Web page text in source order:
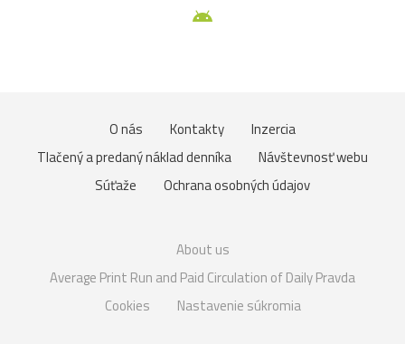
O nás Kontakty
Inzercia
Tlačený a predaný náklad denníka
Návštevnosť webu
Súťaže
Ochrana osobných údajov
About us
Average Print Run and Paid Circulation of Daily Pravda
Cookies
Nastavenie súkromia